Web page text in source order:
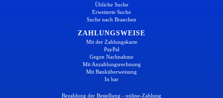
Übliche Suche
Erweiterte Suche
Suche nach Branchen
ZAHLUNGSWEISE
Mit der Zahlungskarte
PayPal
Gegen Nachnahme
Mit Anzahlungsrechnung
Mit Banküberweisung
In bar
Bezahlung der Bestellung - online-Zahlung